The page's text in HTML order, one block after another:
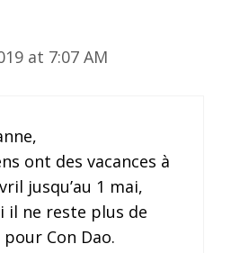
at 7:07 AM
ont des vacances à
jusqu’au 1 mai,
il ne reste plus de
Con Dao.